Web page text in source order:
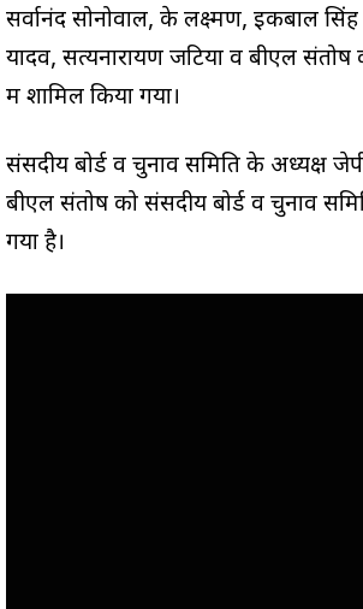
सर्वानंद सोनोवाल, के लक्ष्मण, इकबाल
यादव, सत्यनारायण जटिया व बीएल संतोष
में शामिल किया गया।
संसदीय बोर्ड व चुनाव समिति के अध्यक्ष
बीएल संतोष को संसदीय बोर्ड व चुनाव
गया है।